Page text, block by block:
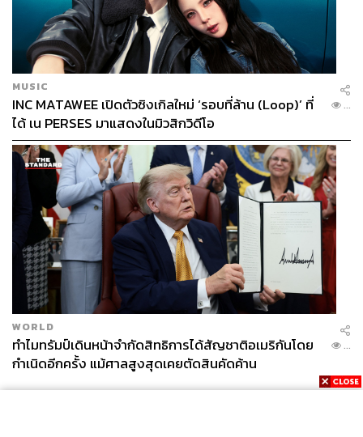
Good Doctor (Season 1, 18 EP.)
Good Doctor ทีวีซีรีส์ของ ABC Studios ที่เพิ่งจบซีซันแรกไป
หมาดๆ และกลายเป็นขวัญใจมหาชนชาวอเมริกัน ผลงาน
ของ เดวิด ชอร์ ทีมสร้างเดียวกับ
เมื่อหลายปีก่อน
จุดเริ่มต้นก่อนจะมาเป็นซีรีส์รีเมกเวอร์ชันอเมริกาGood
MUSIC
INC MATAWEE เปิดตัวซิงเกิลใหม่ ‘รอบที่ล้าน (Loop)’ ที่
ได้ เน PERSES มาแสดงในมิวสิกวิดีโอ
...
WORLD
ทำไมทรัมป์เดินหน้าจำกัดสิทธิการได้สัญชาติอเมริกันโดย
กำเนิดอีกครั้ง แม้ศาลสูงสุดเคยตัดสินคัดค้าน
...